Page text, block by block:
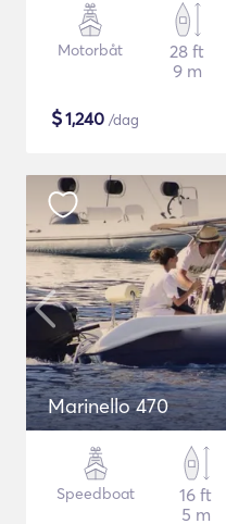
Motorbåt
28 ft
9 m
$1,240 /dag
Marinello 470
Speedboat
16 ft
5 m